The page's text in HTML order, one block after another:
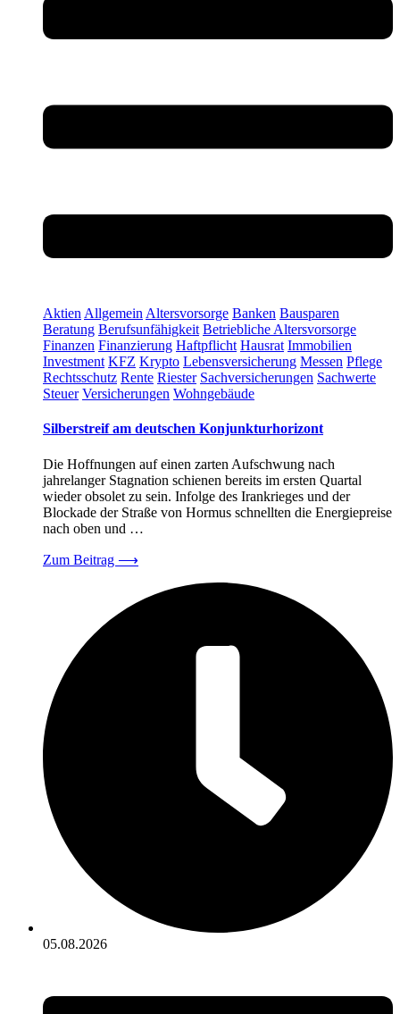
Aktien Allgemein Altersvorsorge Banken Bausparen
Beratung Berufsunfähigkeit Betriebliche Altersvorsorge
Finanzen Finanzierung Haftpflicht Hausrat Immobilien
Investment KFZ Krypto Lebensversicherung Messen Pflege
Rechtsschutz Rente Riester Sachversicherungen Sachwerte
Steuer Versicherungen Wohngebäude
Silberstreif am deutschen Konjunkturhorizont
Die Hoffnungen auf einen zarten Aufschwung nach
jahrelanger Stagnation schienen bereits im ersten Quartal
wieder obsolet zu sein. Infolge des Irankrieges und der
Blockade der Straße von Hormus schnellten die Energiepreise
nach oben und …
Zum Beitrag ⟶
05.08.2026